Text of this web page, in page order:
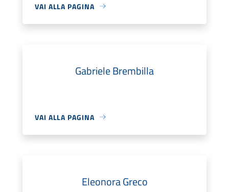
VAI ALLA PAGINA
Gabriele Brembilla
VAI ALLA PAGINA
Eleonora Greco